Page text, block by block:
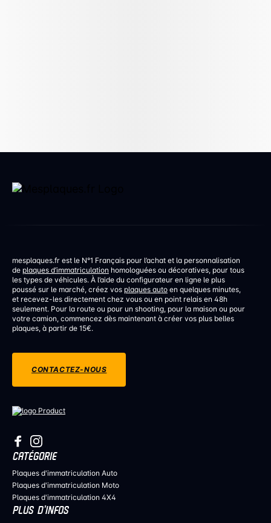
mesplaques.fr est le N°1 Français pour l’achat et la personnalisation
de plaques d’immatriculation homologuées ou décoratives, pour tous
les types de véhicules. À l’aide du configurateur en ligne le plus
poussé sur le marché, créez vos plaques auto en quelques minutes,
et recevez-les directement chez vous ou en point relais en 48h
seulement. Pour la route ou pour un shooting, pour la maison ou pour
votre camion, commencez dès maintenant à créer vos plus belles
plaques, à partir de 15€.
CONTACTEZ-NOUS
CATÉGORIE
Plaques d'immatriculation Auto
Plaques d'immatriculation Moto
Plaques d'immatriculation 4X4
PLUS D’INFOS